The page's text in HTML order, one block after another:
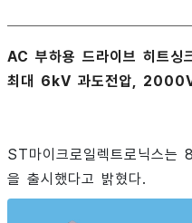
AC 부하용 드라이브 히트
최대 6kV 과도전압,
ST마이크로일렉트로닉스
을 출시했다고 밝혔다.